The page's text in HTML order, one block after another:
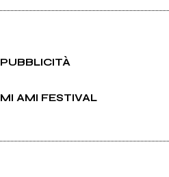
PUBBLICITÀ
MI AMI FESTIVAL